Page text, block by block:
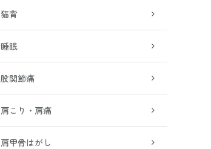
猫背
睡眠
股関節痛
肩こり・肩痛
肩甲骨はがし